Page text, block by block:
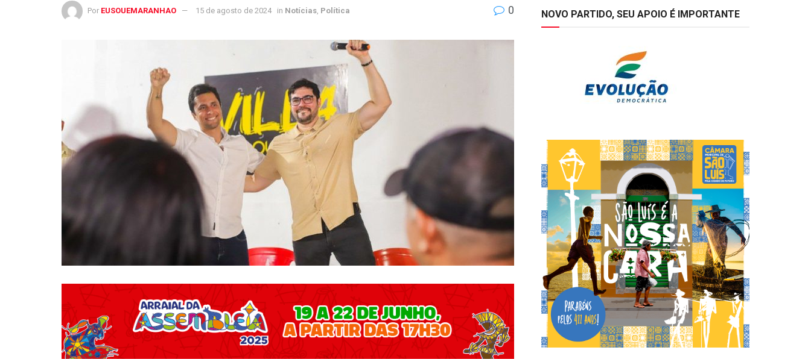
Por EUSOUEMARANHAO 15 de agosto de 2024 in Notícias Política 0 NOVO PARTIDO, SEU APOIO É IMPORTANTE